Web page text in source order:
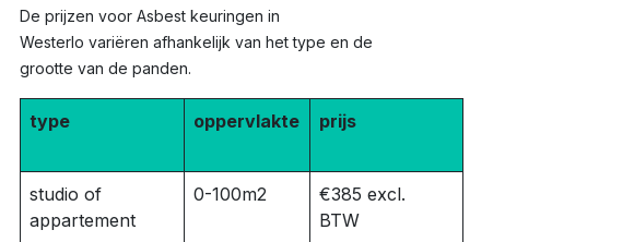
De prijzen voor Asbest keuringen in
Westerlo variëren afhankelijk van het type en de
grootte van de panden.
type oppervlakte prijs
studio of
appartement
0-100m2
€385 excl.
BTW